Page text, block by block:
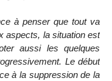
à penser que tout va
aspects, la situation est
aussi les quelques
Le début
à la suppression de la